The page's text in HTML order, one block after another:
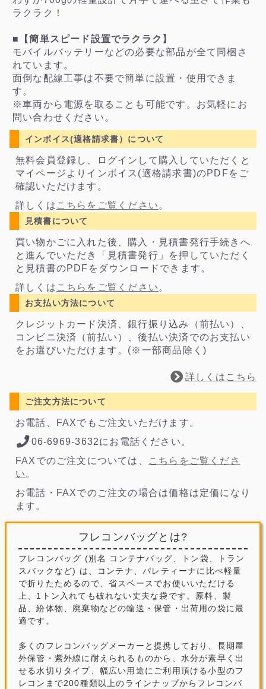
ラクラク！
■【簡単スピード設置でラクラク】
モバイルバッテリーなどの必要な部品が全て同梱さ
れています。
面倒な配線工事は不要で簡単に設置・使用できま
す。
※車両から電源を取ることも可能です。お気軽にお
問い合わせください。
インボイス(適格請求書）について
無料会員登録し、ログインして購入していただくと
マイページよりインボイス(適格請求書)のPDFをご
確認いただけます。
詳しくは こちらをご覧ください 。
見積書について
買い物かごに入れた後、購入・見積書発行手続きへ
と進んでいただき「見積書発行」を押していただく
と見積書のPDFをダウンロードできます。
詳しくは こちらをご覧ください 。
お支払い方法について
クレジットカード決済、銀行振り込み（前払い）、
コンビニ決済（前払い）、後払い決済でのお支払い
をお選びいただけます。(※一部商品除く)
詳しくはこちら
ご注文方法について
お電話、FAXでもご注文いただけます。
06-6969-3632にお電話ください。
FAXでのご注文については、
こちらをご覧くださ
い 。
お電話・FAXでのご注文の場合は価格は定価になり
ます。
フレコンバッグとは?
フレコンバッグ (別名 コンテナバッグ、トン袋、トラン
スバックなど) は、コンテナ、パレティーナに比べ軽量
で折りたためるので、省スペースでお使いいただける
上、1トン入れても破れない丈夫な袋です。原料、製
品、紛体物、廃棄物などの輸送・保管・出荷用の袋に最
適です。
多くのフレコンバッグメーカーと提携しており、長期屋
外保管・紫外線に耐えられるものから、水分が素早く出
せる水切りタイプ、幅広い用途にご利用頂ける小型のフ
レコンまで200種類以上のラインナップからフレコンバ